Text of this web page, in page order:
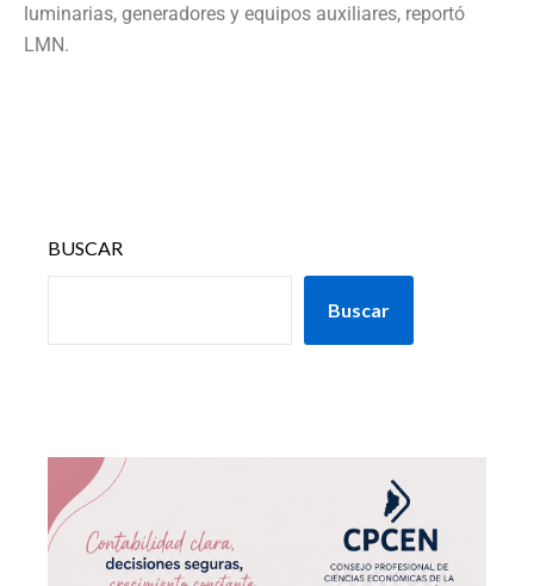
luminarias, generadores y equipos auxiliares, reportó
LMN.
BUSCAR
Buscar